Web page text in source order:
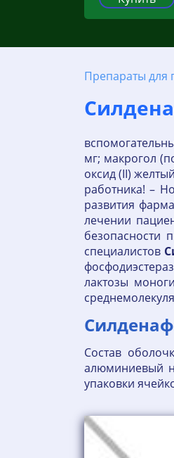
Препараты для
мг; макрогол
оксид (II)
работника! –
развития
лечении
безопасности
специалистов
лактозы
Состав
алюминиевый
упаковки